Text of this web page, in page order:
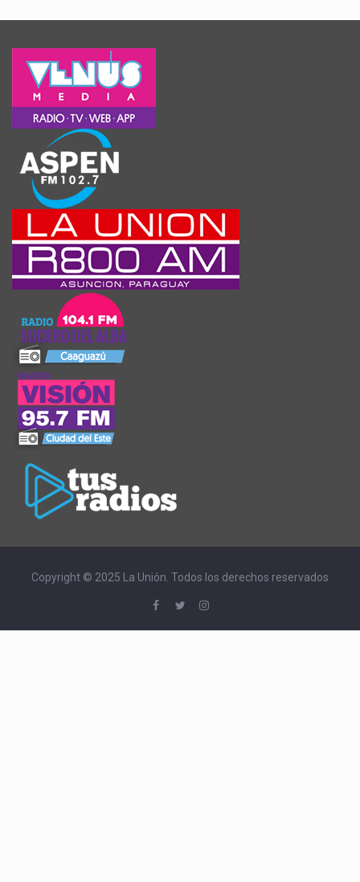
Copyright © 2025 La Unión. Todos los derechos reservados